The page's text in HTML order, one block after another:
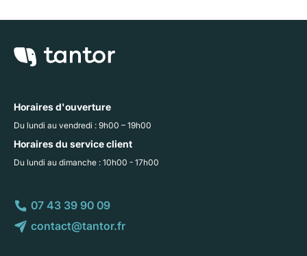
Horaires d'ouverture
Du lundi au vendredi : 9h00 – 19h00
Horaires du service client
Du lundi au dimanche : 10h00 - 17h00
07 43 39 90 09
contact@tantor.fr